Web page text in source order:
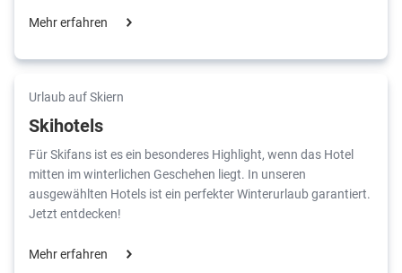
Mehr erfahren
Urlaub auf Skiern
Skihotels
Für Skifans ist es ein besonderes Highlight, wenn das Hotel
mitten im winterlichen Geschehen liegt. In unseren
ausgewählten Hotels ist ein perfekter Winterurlaub garantiert.
Jetzt entdecken!
Mehr erfahren